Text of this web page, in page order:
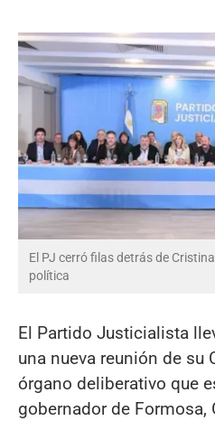
El PJ cerró filas detrás de
política
El Partido Justicialista
una nueva reunión de su
órgano deliberativo que
gobernador de Formosa,